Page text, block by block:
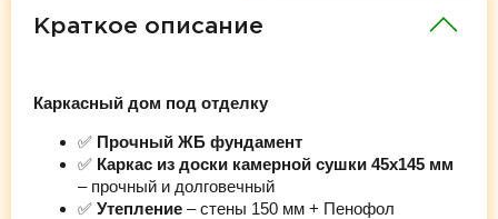
Краткое описание
Каркасный дом под отделку
✅ Прочный ЖБ фундамент
✅ Каркас из доски камерной сушки 45х145 мм
– прочный и долговечный
✅ Утепление – стены 150 мм + Пенофол